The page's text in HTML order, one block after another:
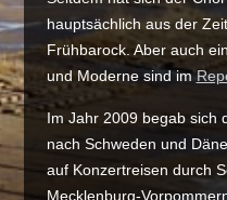
hauptsächlich aus der
Frühbarock. Aber auch
und Moderne sind im
Im Jahr 2009 begab sich
nach Schweden und
auf Konzertreisen durch
Mecklenburg-